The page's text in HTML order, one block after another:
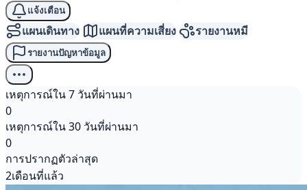
แจ้งเตือน
แผนเดินทาง แผนที่ความเสี่ยง รายงานหมี
รายงานปัญหาข้อมูล
เหตุการณ์ใน 7 วันที่ผ่านมา
0
เหตุการณ์ใน 30 วันที่ผ่านมา
0
การปรากฏตัวล่าสุด
2เดือนที่แล้ว